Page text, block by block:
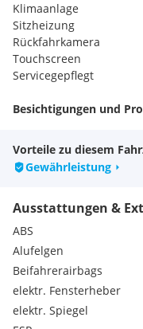
Klimaanlage
Sitzheizung
Rückfahrkamera
Touchscreen
Servicegepflegt
Besichtigungen und
Eingabe- Tippfehler
HINWEIS: Bei einigen
Bitte beachten Sie,
kommen kann.
Alle Angaben ohne
Serienausstattungen:
Seitenaufprallschutz
Drehzahlmesser
Heckscheibenwischer
Vorteile zu diesem
Gewährleistung
Ausstattungen &
ABS
Alufelgen
Beifahrerairbags
elektr. Fensterheber
elektr. Spiegel